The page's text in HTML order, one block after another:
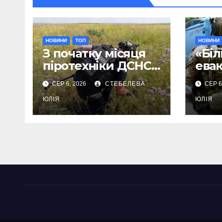
НОВИНИ ТОП
З початку місяця
піротехніки ДСНС
знищили 18
вибухонебезпечни
х предметів
СЕР 6, 2026 СТЕБЕЛЕВА
ЮЛІЯ
НОВИНИ
СЕР
ЮЛІЯ